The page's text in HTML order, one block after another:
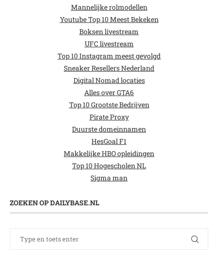
Mannelijke rolmodellen
Youtube Top 10 Meest Bekeken
Boksen livestream
UFC livestream
Top 10 Instagram meest gevolgd
Sneaker Resellers Nederland
Digital Nomad locaties
Alles over GTA6
Top 10 Grootste Bedrijven
Pirate Proxy
Duurste domeinnamen
HesGoal F1
Makkelijke HBO opleidingen
Top 10 Hogescholen NL
Sigma man
ZOEKEN OP DAILYBASE.NL